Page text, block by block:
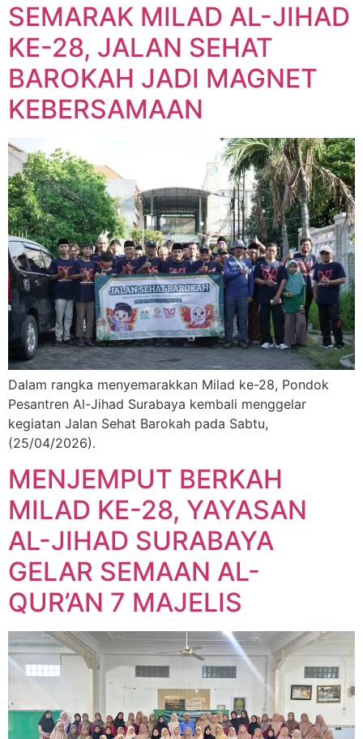
SEMARAK MILAD AL-JIHAD
KE-28, JALAN SEHAT
BAROKAH JADI MAGNET
KEBERSAMAAN
Dalam rangka menyemarakkan Milad ke-28, Pondok
Pesantren Al-Jihad Surabaya kembali menggelar
kegiatan Jalan Sehat Barokah pada Sabtu,
(25/04/2026).
MENJEMPUT BERKAH
MILAD KE-28, YAYASAN
AL-JIHAD SURABAYA
GELAR SEMAAN AL-
QUR’AN 7 MAJELIS